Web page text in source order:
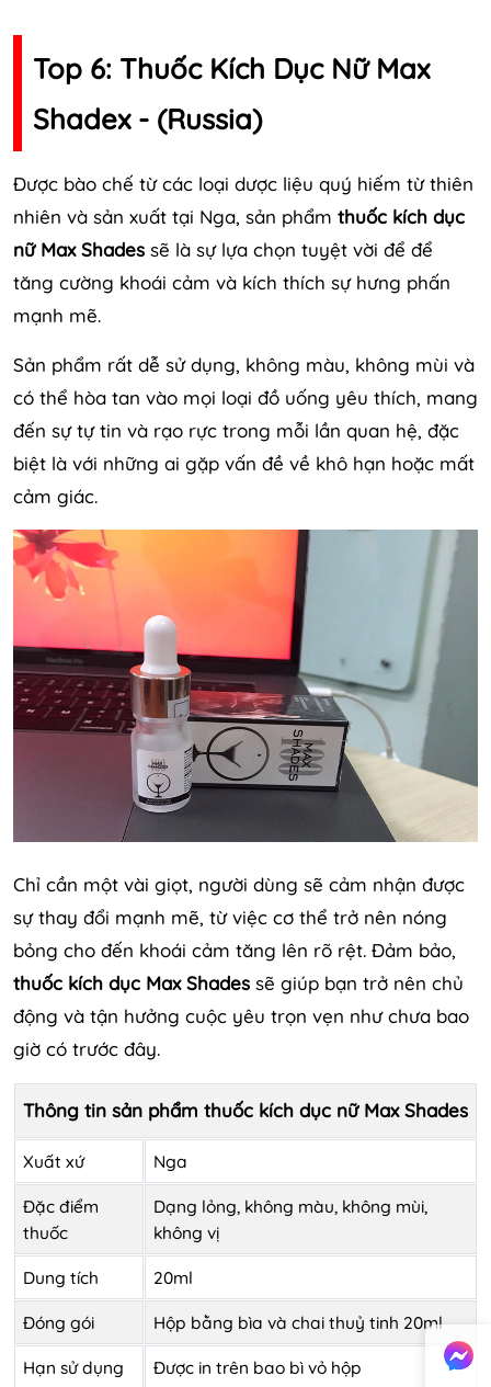
Top 6: Thuốc Kích Dục Nữ Max
Shadex - (Russia)
Được bào chế từ các loại dược liệu quý hiếm từ thiên
nhiên và sản xuất tại Nga, sản phẩm thuốc kích dục
nữ Max Shades sẽ là sự lựa chọn tuyệt vời để để
tăng cường khoái cảm và kích thích sự hưng phấn
mạnh mẽ.
Sản phẩm rất dễ sử dụng, không màu, không mùi và
có thể hòa tan vào mọi loại đồ uống yêu thích, mang
đến sự tự tin và rạo rực trong mỗi lần quan hệ, đặc
biệt là với những ai gặp vấn đề về khô hạn hoặc mất
cảm giác.
Chỉ cần một vài giọt, người dùng sẽ cảm nhận được
sự thay đổi mạnh mẽ, từ việc cơ thể trở nên nóng
bỏng cho đến khoái cảm tăng lên rõ rệt. Đảm bảo,
thuốc kích dục Max Shades sẽ giúp bạn trở nên chủ
động và tận hưởng cuộc yêu trọn vẹn như chưa bao
giờ có trước đây.
Thông tin sản phẩm thuốc kích dục nữ Max Shades
Xuất xứ Nga
Đặc điểm
thuốc
Dạng lỏng, không màu, không mùi,
không vị
Dung tích 20ml
Đóng gói Hộp bằng bìa và chai thuỷ tinh 20ml
Hạn sử dụng Được in trên bao bì vỏ hộp